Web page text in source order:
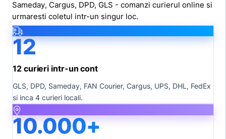
Sameday, Cargus, DPD, GLS - comanzi curierul online si
urmaresti coletul intr-un singur loc.
12
12 curieri intr-un cont
GLS, DPD, Sameday, FAN Courier, Cargus, UPS, DHL, FedEx
si inca 4 curieri locali.
10.000+